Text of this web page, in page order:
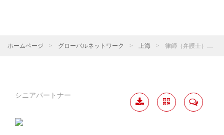
ホームページ > グローバルネットワーク > 上海 > 律師（弁護士）等の紹介
シニアパートナー